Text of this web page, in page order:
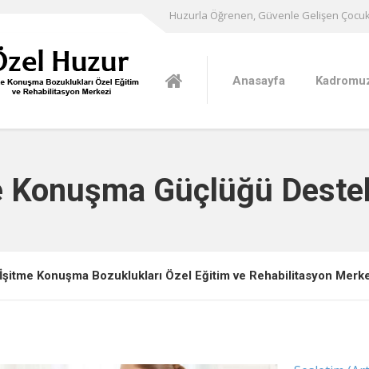
Huzurla Öğrenen, Güvenle Gelişen
Anasayfa
Konuşma Güçlüğü
Konuşma Bozuklukları Özel Eğitim ve Rehabilitasyon